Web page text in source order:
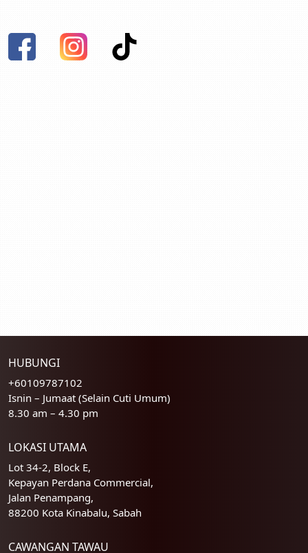
HUBUNGI
+60109787102
Isnin – Jumaat (Selain Cuti Umum)
8.30 am – 4.30 pm
LOKASI UTAMA
Lot 34-2, Block E,
Kepayan Perdana Commercial,
Jalan Penampang,
88200 Kota Kinabalu, Sabah
CAWANGAN TAWAU